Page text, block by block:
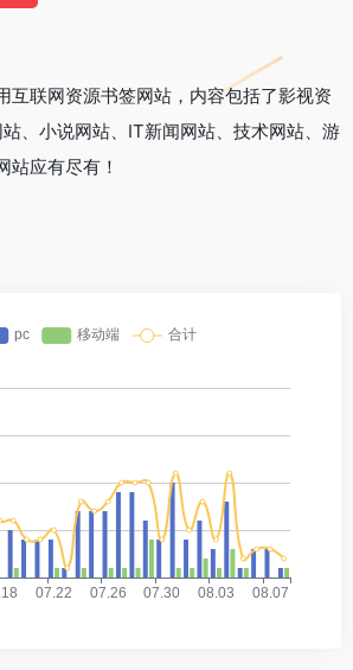
互联网资源书签网站，内容包括了影视资
、小说网站、IT新闻网站、技术网站、游
站应有尽有！